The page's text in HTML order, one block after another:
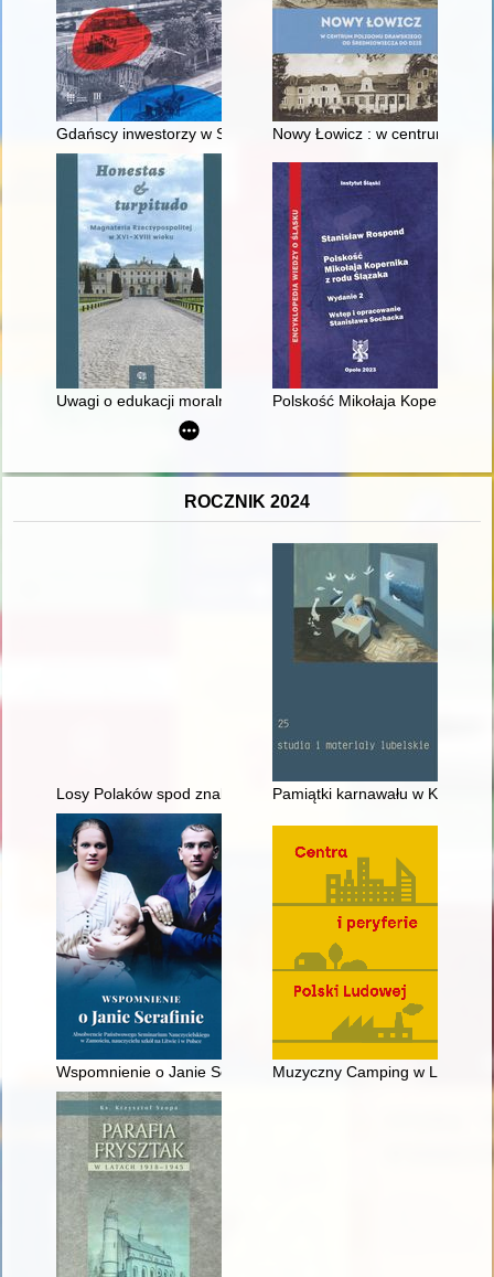
Gdańscy inwestorzy w Sopocie : prestiż finansowy i
Nowy Łowicz : w centrum
Uwagi o edukacji moralnej synów szlacheckich w XVI-
Polskość Mikołaja Kopernika z
ROCZNIK 2024
Losy Polaków spod znaku Rodła na Warmii, Mazurach i
Pamiątki karnawału w
Wspomnienie o Janie Serafinie : absolwencie Państwowego
Muzyczny Camping w